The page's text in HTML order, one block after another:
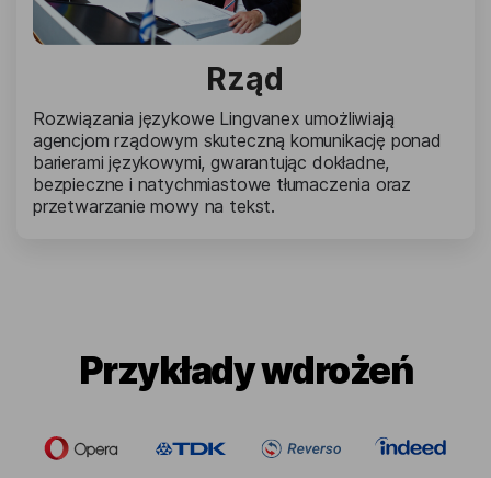
Rząd
Rozwiązania językowe Lingvanex umożliwiają
agencjom rządowym skuteczną komunikację ponad
barierami językowymi, gwarantując dokładne,
bezpieczne i natychmiastowe tłumaczenia oraz
przetwarzanie mowy na tekst.
Przykłady wdrożeń